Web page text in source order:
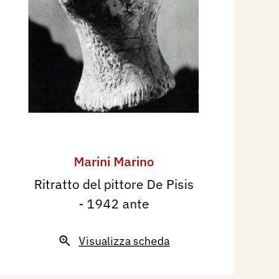
Marini Marino
Ritratto del pittore De Pisis
- 1942 ante
Visualizza scheda